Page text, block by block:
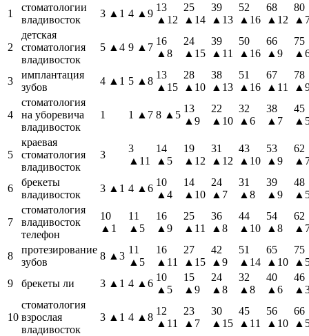
1
стоматологии
владивосток
3 ▲1 4 ▲9
13
▲12
25
▲14
39
▲13
52
▲16
68
▲12
80
2
детская
стоматология
владивосток
5 ▲4 9 ▲7
16
▲8
24
▲15
39
▲11
50
▲16
66
▲9
75
3
имплантация
зубов
4 ▲1 5 ▲8
13
▲15
28
▲10
38
▲13
51
▲16
67
▲11
78
4
стоматология
на уборевича
владивосток
1 1 ▲7 8 ▲5
13
▲9
22
▲10
32
▲6
38
▲7
45
5
краевая
стоматология
владивосток
3
3
▲11
14
▲5
19
▲12
31
▲12
43
▲10
53
▲9
62
6
брекеты
владивосток
3 ▲1 4 ▲6
10
▲4
14
▲10
24
▲7
31
▲8
39
▲9
48
7
стоматология
владивосток
телефон
10
▲1
11
▲5
16
▲9
25
▲11
36
▲8
44
▲10
54
▲8
62
8
протезирование
зубов
8 ▲3
11
▲5
16
▲11
27
▲15
42
▲9
51
▲14
65
▲10
75
9
брекеты ли 3 ▲1 4 ▲6
10
▲5
15
▲9
24
▲8
32
▲8
40
▲6
46
10
стоматология
взрослая
владивосток
3 ▲1 4 ▲8
12
▲11
23
▲7
30
▲15
45
▲11
56
▲10
66